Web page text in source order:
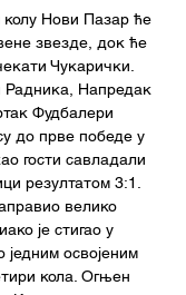
Нови Пазар ће
звезде, док ће
Чукарички.
Радника, Напредак
Фудбалери
до прве победе у
гости савладали
резултатом 3:1.
велико
је стигао у
једним освојеним
кола. Огњен